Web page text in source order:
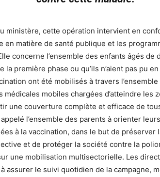
ministère, cette opération intervient en
en matière de santé publique et les
concerne l’ensemble des enfants âgés de
la première phase ou qu’ils n’aient pas pu
ont été mobilisés à travers
médicales mobiles chargées d’atteindre les
une couverture complète et efficace de
l’ensemble des parents à orienter
à la vaccination, dans le but de préserver
et de protéger la société contre la
une mobilisation multisectorielle. Les
assurer le suivi quotidien de la campagne,